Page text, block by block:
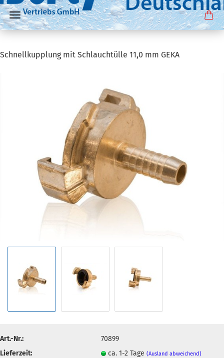
Schnellkupplung mit Schlauchtülle 11,0 mm GEKA
Art.-Nr.:
70899
Lieferzeit:
ca. 1-2 Tage (Ausland abweichend)